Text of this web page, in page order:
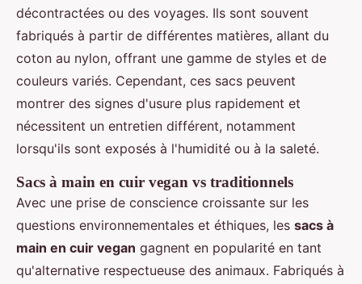
décontractées ou des voyages. Ils sont souvent
fabriqués à partir de différentes matières, allant du
coton au nylon, offrant une gamme de styles et de
couleurs variés. Cependant, ces sacs peuvent
montrer des signes d'usure plus rapidement et
nécessitent un entretien différent, notamment
lorsqu'ils sont exposés à l'humidité ou à la saleté.
Sacs à main en cuir vegan vs traditionnels
Avec une prise de conscience croissante sur les
questions environnementales et éthiques, les sacs à
main en cuir vegan gagnent en popularité en tant
qu'alternative respectueuse des animaux. Fabriqués à